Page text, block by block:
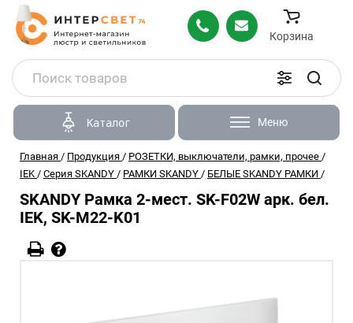
Корзина
Каталог Меню
Главная / Продукция / РОЗЕТКИ, выключатели, рамки, прочее /
IEK / Серия SKANDY / РАМКИ SKANDY / БЕЛЫЕ SKANDY РАМКИ /
SKANDY Рамка 2-мест. SK-F02W арк. бел.
IEK, SK-M22-K01